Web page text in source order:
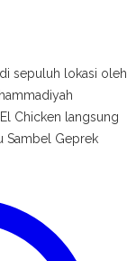
sepuluh lokasi oleh
Chicken langsung
Sambel Geprek